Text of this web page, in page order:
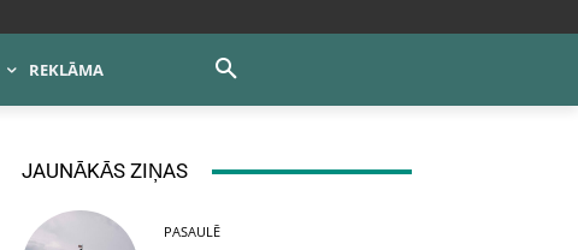
REKLĀMA
JAUNĀKĀS ZIŅAS
PASAULĒ